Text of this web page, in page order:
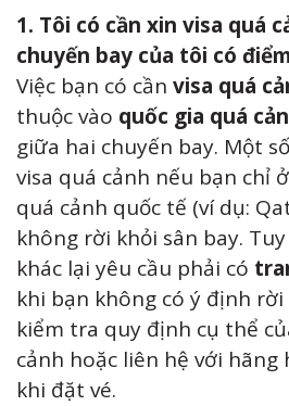
1. Tôi có cần xin visa quá
chuyến bay của tôi có
Việc bạn có cần visa quá
thuộc vào quốc gia quá
giữa hai chuyến bay. Một
visa quá cảnh nếu bạn chỉ
quá cảnh quốc tế (ví dụ:
không rời khỏi sân bay.
khác lại yêu cầu phải có
khi bạn không có ý định rời
kiểm tra quy định cụ thể
cảnh hoặc liên hệ với
khi đặt vé.